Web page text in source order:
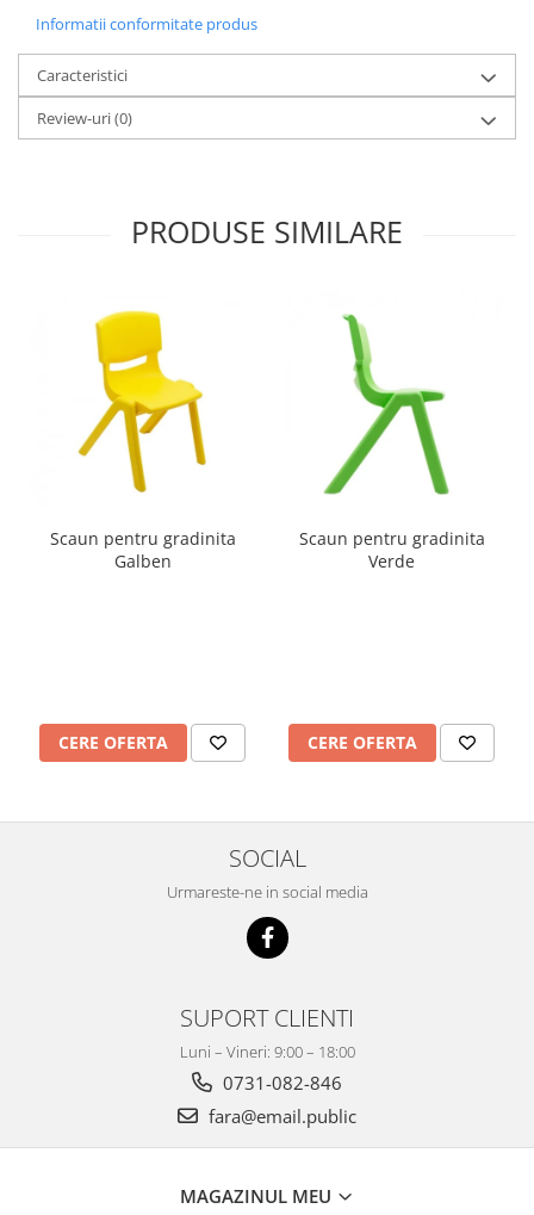
Mobilier Cresa si Gradinita
Mese gradinita
Scaune Gradinita
Paturi gradinita
Mobilier Depozitare
Banci Sali Clasa
Set Banca si Scaune Elevi
Dulapuri,Biblioteci si Cuiere
Mobilier Laboratoare
Catedre si mese
Mobilier Universitar
Pupitre Seminarii
Scaune si Fotolii
Catedre,Mese,Birouri
Mobilier Laboratoare
Jocuri
Limba si Comunicare
Matematica si stiinte ale naturii
Harti geografice
Informatii conformitate produs
Caracteristici
Review-uri(0)
PRODUSE SIMILARE
Scaun pentru gradinita
Galben
CERE OFERTA
Scaun pentru gradinita
Verde
CERE OFERTA
SOCIAL
Urmareste-ne in social media
SUPORT CLIENTI
Luni – Vineri: 9:00 – 18:00
0731-082-846
fara@email.public
MAGAZINUL MEU